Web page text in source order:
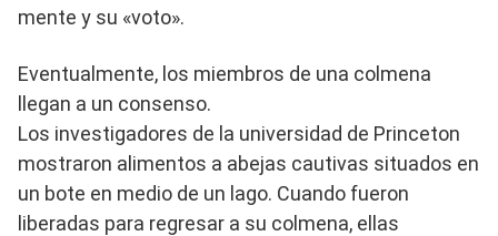
mente y su «voto».
Eventualmente, los miembros de una colmena
llegan a un consenso.
Los investigadores de la universidad de Princeton
mostraron alimentos a abejas cautivas situados en
un bote en medio de un lago. Cuando fueron
liberadas para regresar a su colmena, ellas